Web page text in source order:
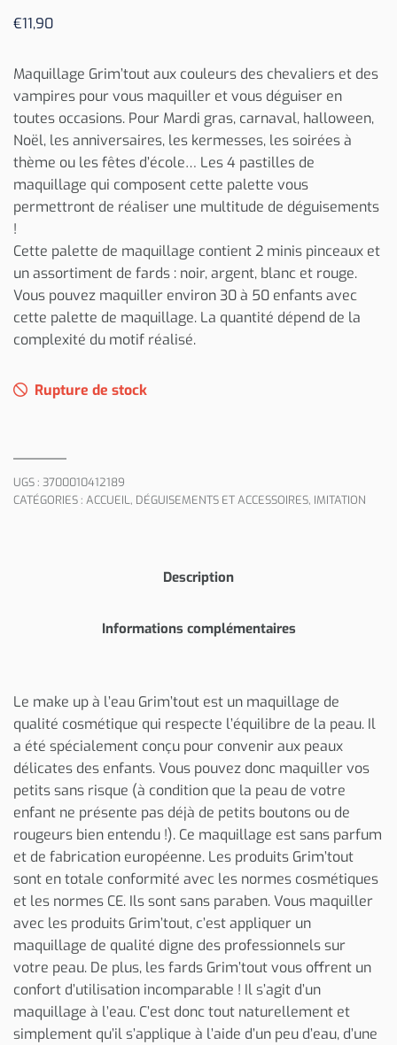
€11,90
Maquillage Grim’tout aux couleurs des chevaliers et des
vampires pour vous maquiller et vous déguiser en
toutes occasions. Pour Mardi gras, carnaval, halloween,
Noël, les anniversaires, les kermesses, les soirées à
thème ou les fêtes d’école… Les 4 pastilles de
maquillage qui composent cette palette vous
permettront de réaliser une multitude de déguisements
!
Cette palette de maquillage contient 2 minis pinceaux et
un assortiment de fards : noir, argent, blanc et rouge.
Vous pouvez maquiller environ 30 à 50 enfants avec
cette palette de maquillage. La quantité dépend de la
complexité du motif réalisé.
Rupture de stock
UGS : 3700010412189
CATÉGORIES : ACCUEIL, DÉGUISEMENTS ET ACCESSOIRES, IMITATION
Description
Informations complémentaires
Le make up à l’eau Grim’tout est un maquillage de
qualité cosmétique qui respecte l’équilibre de la peau. Il
a été spécialement conçu pour convenir aux peaux
délicates des enfants. Vous pouvez donc maquiller vos
petits sans risque (à condition que la peau de votre
enfant ne présente pas déjà de petits boutons ou de
rougeurs bien entendu !). Ce maquillage est sans parfum
et de fabrication européenne. Les produits Grim’tout
sont en totale conformité avec les normes cosmétiques
et les normes CE. Ils sont sans paraben. Vous maquiller
avec les produits Grim’tout, c’est appliquer un
maquillage de qualité digne des professionnels sur
votre peau. De plus, les fards Grim’tout vous offrent un
confort d’utilisation incomparable ! Il s’agit d’un
maquillage à l’eau. C’est donc tout naturellement et
simplement qu’il s’applique à l’aide d’un peu d’eau, d’une